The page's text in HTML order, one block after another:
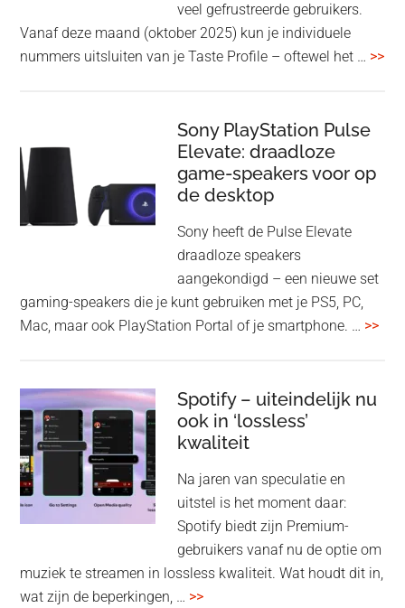
1000XM6
nieuwe
veel gefrustreerde gebruikers.
Vanaf deze maand (oktober 2025) kun je individuele
nummers uitsluiten van je Taste Profile – oftewel het … >>
Sony PlayStation Pulse
Elevate: draadloze
game-speakers voor op
de desktop
Sony heeft de Pulse Elevate
draadloze speakers
aangekondigd – een nieuwe set
gaming-speakers die je kunt gebruiken met je PS5, PC,
Mac, maar ook PlayStation Portal of je smartphone. … >>
Spotify – uiteindelijk nu
ook in ‘lossless’
kwaliteit
Na jaren van speculatie en
uitstel is het moment daar:
Spotify biedt zijn Premium-
gebruikers vanaf nu de optie om
muziek te streamen in lossless kwaliteit. Wat houdt dit in,
wat zijn de beperkingen, … >>overSpotify